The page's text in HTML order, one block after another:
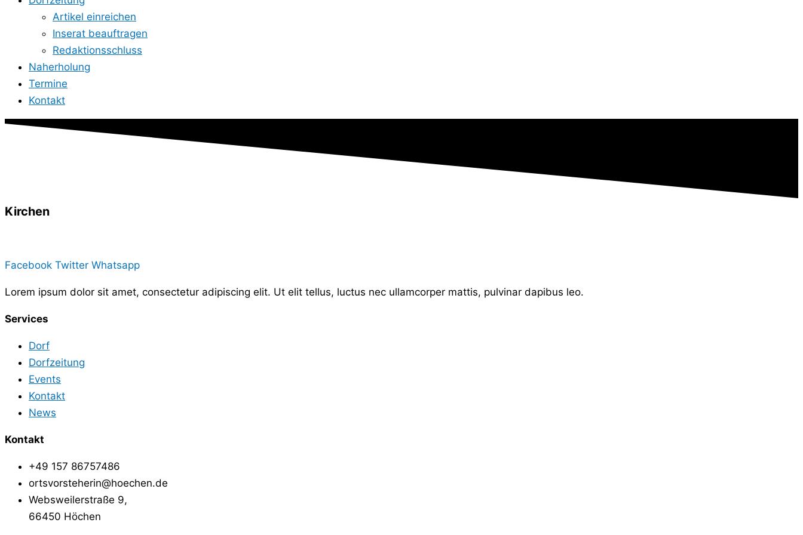
Artikel einreichen
Inserat beauftragen
Redaktionsschluss
Naherholung
Termine
Kontakt
Kirchen
Facebook Twitter Whatsapp
Lorem ipsum dolor sit amet, consectetur adipiscing elit. Ut elit tellus, luctus nec ullamcorper mattis, pulvinar dapibus leo.
Services
Dorf
Dorfzeitung
Events
Kontakt
News
Kontakt
+49 157 86757486
ortsvorsteherin@hoechen.de
Websweilerstraße 9,
66450 Höchen